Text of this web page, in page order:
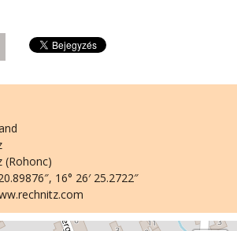
(Rohonc)
16° 26′ 25.2722″